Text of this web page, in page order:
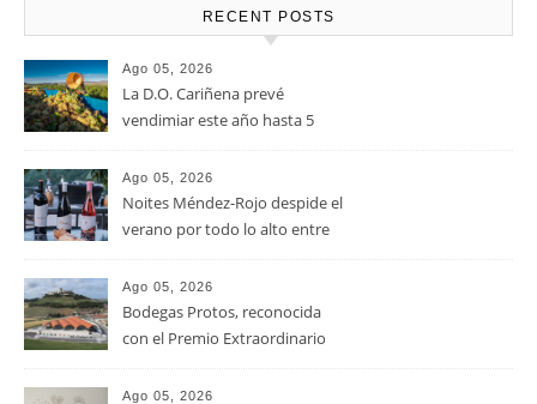
RECENT POSTS
Ago 05, 2026
La D.O. Cariñena prevé
vendimiar este año hasta 5
que en 2025
Ago 05, 2026
Noites Méndez-Rojo despide el
verano por todo lo alto entre
Ago 05, 2026
Bodegas Protos, reconocida
con el Premio Extraordinario
casi un siglo de excelencia
Ago 05, 2026